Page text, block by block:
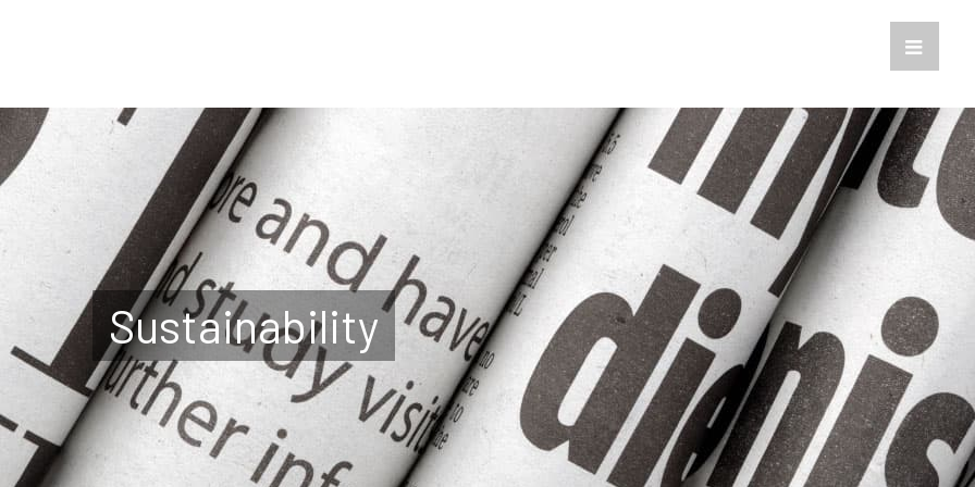
Toggle
Area
Sustainability